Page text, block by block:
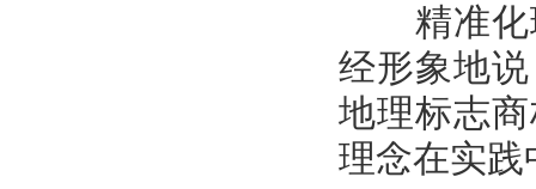
精准化理
经形象地
地理标志
理念在实践